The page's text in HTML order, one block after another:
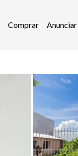
Comprar Anunciar